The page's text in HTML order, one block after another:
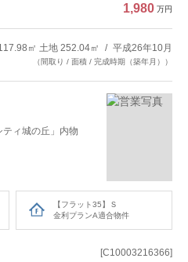
【フラット35】Ｓ
金利プランA適合物件
[C10003216366]
1,980 万円
㎡ 土地 252.04㎡ 平成26年10月
（間取り / 面積 / 完成時期（築年月））
ィ城の丘」内物